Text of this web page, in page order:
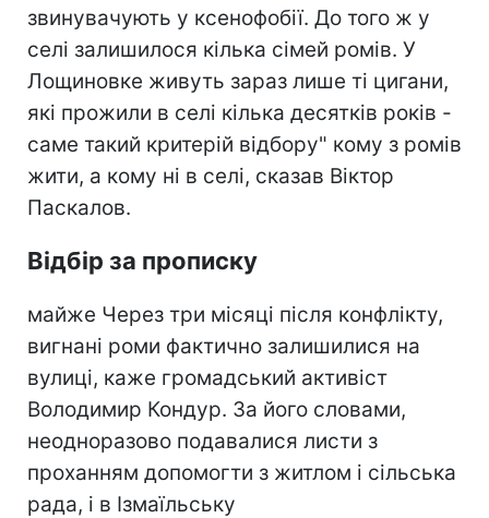
звинувачують у ксенофобії. До того ж у
селі залишилося кілька сімей ромів. У
Лощиновке живуть зараз лише ті цигани,
які прожили в селі кілька десятків років -
саме такий критерій відбору" кому з ромів
жити, а кому ні в селі, сказав Віктор
Паскалов.
Відбір за прописку
майже Через три місяці після конфлікту,
вигнані роми фактично залишилися на
вулиці, каже громадський активіст
Володимир Кондур. За його словами,
неодноразово подавалися листи з
проханням допомогти з житлом і сільська
рада, і в Ізмаїльську